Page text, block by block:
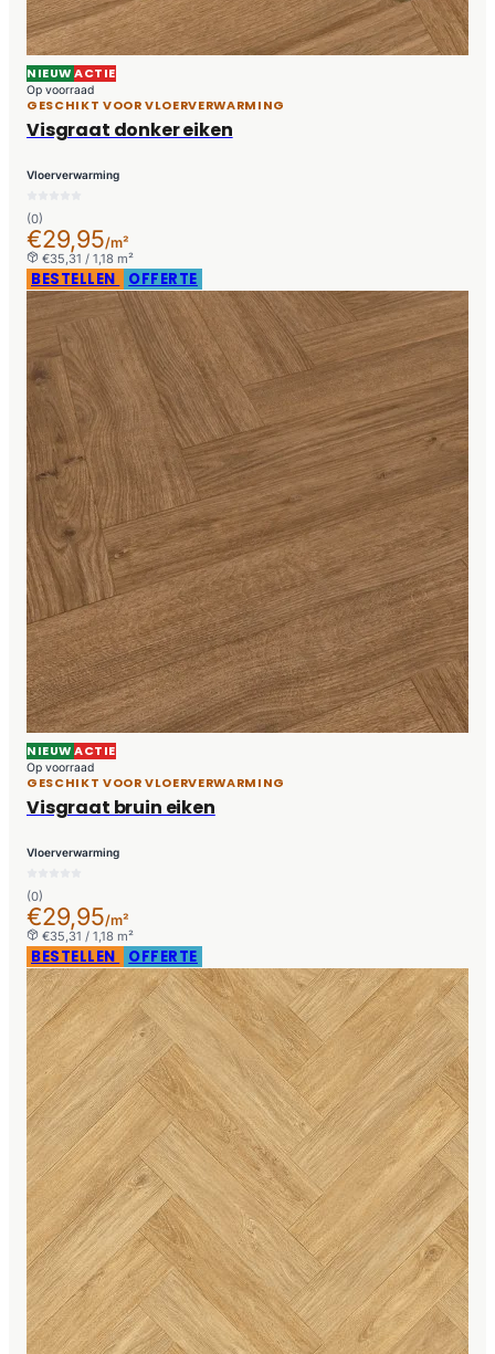
NIEUWACTIE
Op voorraad
GESCHIKT VOOR VLOERVERWARMING
Visgraat donker eiken
Vloerverwarming
(0)
€29,95/m²
€35,31 / 1,18 m²
BESTELLEN OFFERTE
NIEUWACTIE
Op voorraad
GESCHIKT VOOR VLOERVERWARMING
Visgraat bruin eiken
Vloerverwarming
(0)
€29,95/m²
€35,31 / 1,18 m²
BESTELLEN OFFERTE